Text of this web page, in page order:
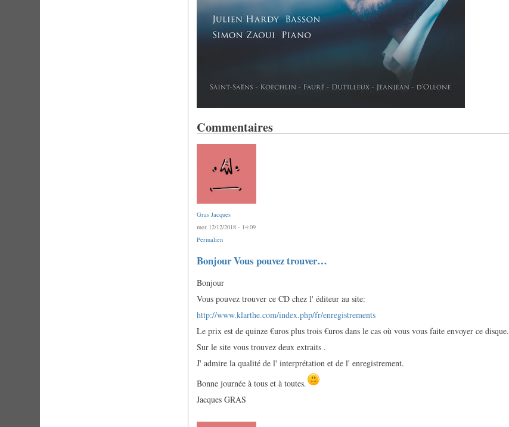
Commentaires
Gras Jacques
mer 12/12/2018 - 14:09
Permalien
Bonjour Vous pouvez trouver…
Bonjour
Vous pouvez trouver ce CD chez l' éditeur au site:
http://www.klarthe.com/index.php/fr/enregistrements
Le prix est de quinze €uros plus trois €uros dans le cas où vous vous faite envoyer ce disque.
Sur le site vous trouvez deux extraits .
J' admire la qualité de l' interprétation et de l' enregistrement.
Bonne journée à tous et à toutes.
Jacques GRAS